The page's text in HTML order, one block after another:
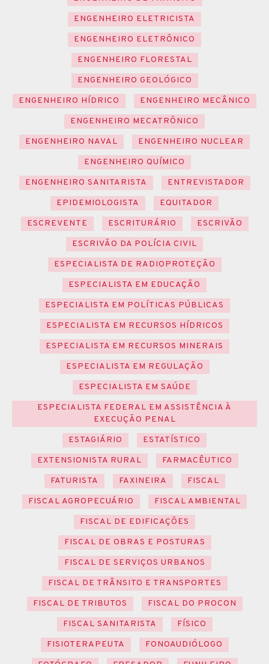
ENGENHEIRO ELETRICISTA
ENGENHEIRO ELETRÔNICO
ENGENHEIRO FLORESTAL
ENGENHEIRO GEOLÓGICO
ENGENHEIRO HÍDRICO
ENGENHEIRO MECÂNICO
ENGENHEIRO MECATRÔNICO
ENGENHEIRO NAVAL
ENGENHEIRO NUCLEAR
ENGENHEIRO QUÍMICO
ENGENHEIRO SANITARISTA
ENTREVISTADOR
EPIDEMIOLOGISTA
EQUITADOR
ESCREVENTE
ESCRITURÁRIO
ESCRIVÃO
ESCRIVÃO DA POLÍCIA CIVIL
ESPECIALISTA DE RADIOPROTEÇÃO
ESPECIALISTA EM EDUCAÇÃO
ESPECIALISTA EM POLÍTICAS PÚBLICAS
ESPECIALISTA EM RECURSOS HÍDRICOS
ESPECIALISTA EM RECURSOS MINERAIS
ESPECIALISTA EM REGULAÇÃO
ESPECIALISTA EM SAÚDE
ESPECIALISTA FEDERAL EM ASSISTÊNCIA À
EXECUÇÃO PENAL
ESTAGIÁRIO
ESTATÍSTICO
EXTENSIONISTA RURAL
FARMACÊUTICO
FATURISTA
FAXINEIRA
FISCAL
FISCAL AGROPECUÁRIO
FISCAL AMBIENTAL
FISCAL DE EDIFICAÇÕES
FISCAL DE OBRAS E POSTURAS
FISCAL DE SERVIÇOS URBANOS
FISCAL DE TRÂNSITO E TRANSPORTES
FISCAL DE TRIBUTOS
FISCAL DO PROCON
FISCAL SANITARISTA
FÍSICO
FISIOTERAPEUTA
FONOAUDIÓLOGO